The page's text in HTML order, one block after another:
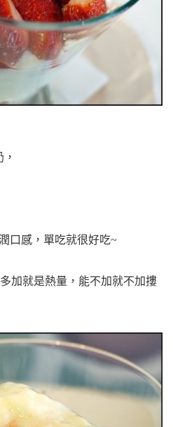
口感，單吃就很好吃~
加就是熱量，能不加就不加摟